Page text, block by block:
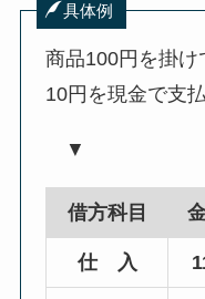
具体例
商品100円を掛
10円を現金で支払
▼
借方科目
仕 入